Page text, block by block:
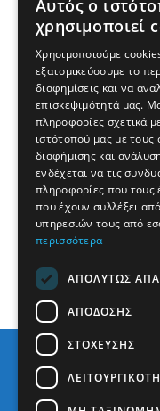
Πηγή
Previous
Γάζα:
Αυτός ο
χρησιμοποιεί
Χρησιμοποιούμε
εξατομικεύσουμε το
διαφημίσεις και να
επισκεψιμότητά μας.
πληροφορίες σχετικά
ιστότοπού μας με τους
διαφήμισης και
ενδέχεται να τις
πληροφορίες που τους
που έχουν συλλέξει
υπηρεσιών τους από
περισσότερα
ΑΠΟΛΎΤΩΣ
ΑΠΌΔΟΣΗΣ
ΣΤΌΧΕΥΣΗΣ